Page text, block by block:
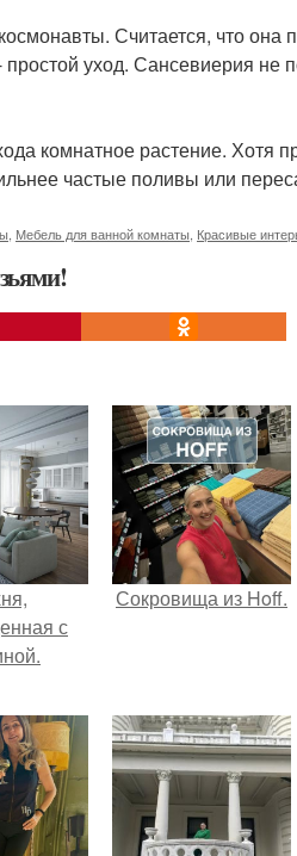
Считается, что она
уход. Сансевиерия
комнатное растение. Хотя
частые поливы или
Мебель для ванной комнаты Красивые
с
Сокровища из Hoff.